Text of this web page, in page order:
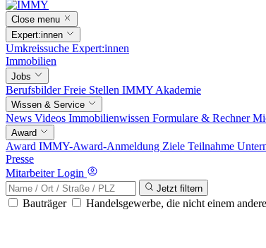
Close menu
Expert:innen
Umkreissuche Expert:innen
Immobilien
Jobs
BerufsbilderFreie Stellen IMMY Akademie
Wissen & Service
News Videos Immobilienwissen Formulare & Rechner
Award
Award IMMY-Award-Anmeldung Ziele Teilnahme
Presse
Mitarbeiter Login
Jetzt filtern
Bauträger Handelsgewerbe, die nicht einem